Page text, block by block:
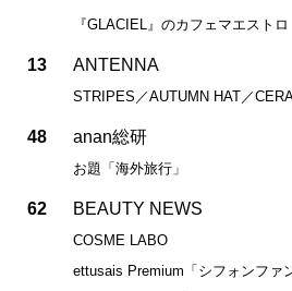
『GLACIEL』のカフェマエストロ
13 ANTENNA
STRIPES／AUTUMN HAT／
48 anan総研
お題「海外旅行」
62 BEAUTY NEWS
COSME LABO
ettusais Premium「シフォンファ